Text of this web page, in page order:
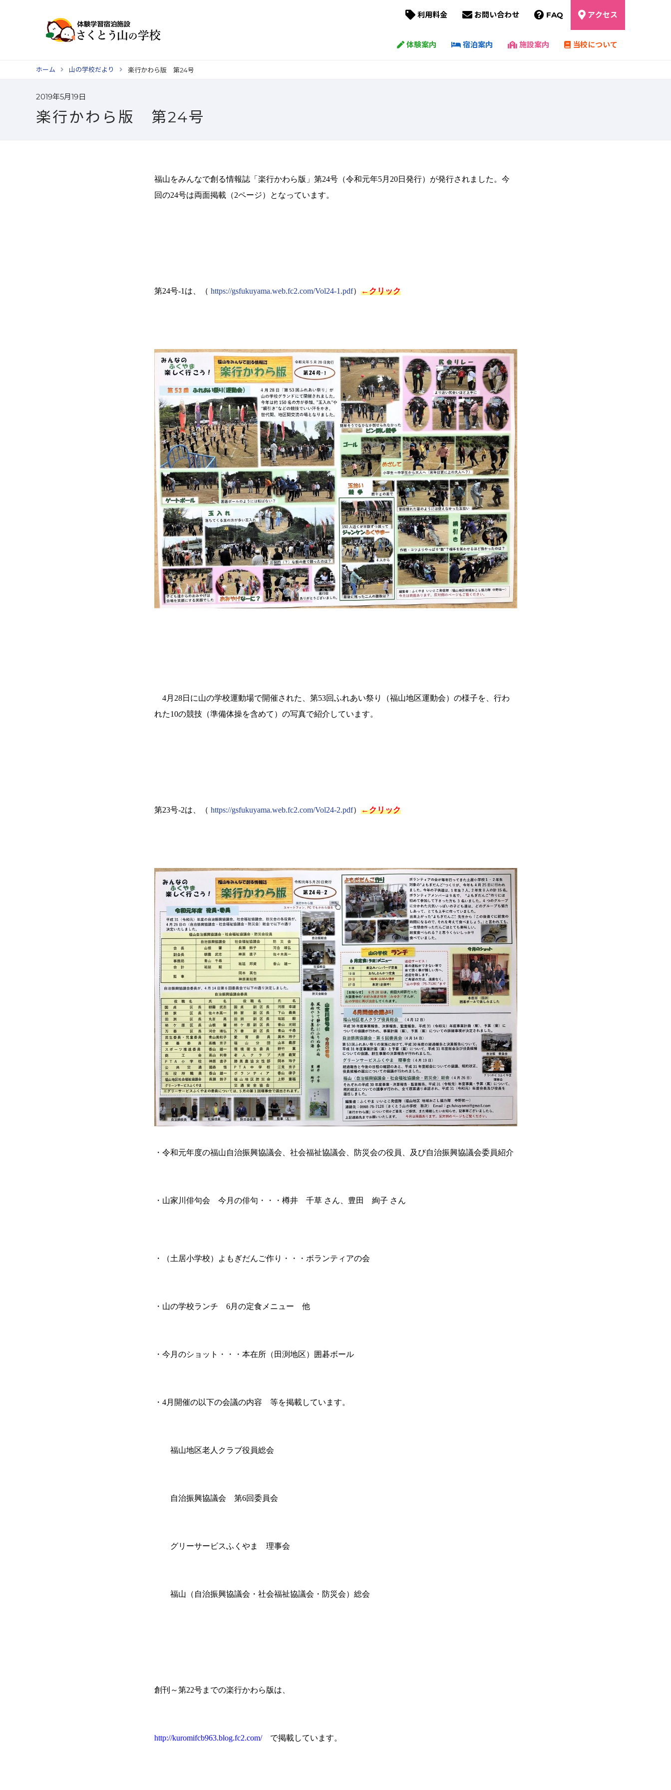
利用料金 お問い合わせ FAQ アクセス
体験案内 宿泊案内 施設案内 当校について
ホーム 山の学校だより 楽行かわら版 第24号
2019年5月19日
楽行かわら版 第24号
福山をみんなで創る情報誌「楽行かわら版」第24号（令和元年5月 20日発行）が発行されました。今
回の24号は両面掲載（2ページ）となっています。
第24号-1 は、（ https://gsfukuyama.web.fc2.com/Vol24-1.pdf） ←クリック
4月 28日に山の学校運動場で開催された、第53回ふれあい祭り（福山地区運動会）の様子を、行わ
れた10の競技（準備体操を含めて）の写真で紹介しています。
第23号-2は、（ https://gsfukuyama.web.fc2.com/Vol24-2.pdf） ←クリック
・令和元年度の福山自治振興協議会、社会福祉協議会、防災会の役員、及び自治振興協議会委員紹介
・山家川俳句会 今月の俳句・・・樽井 千草 さん、豊田 絢子 さん
・（土居小学校）よもぎだんご作り・・・ボランティアの会
・山の学校ランチ 6月の定食メニュー 他
・今月のショット・・・本在所（田渕地区）囲碁ボール
・ 4月開催の以下の会議の内容 等を掲載しています。
福山地区老人クラブ役員総会
自治振興協議会 第6回委員会
グリーサービスふくやま 理事会
福山（自治振興協議会・社会福祉協議会・防災会）総会
創刊～第22号までの楽行かわら版は、
http://kuromifcb963.blog.fc2.com/で掲載しています。